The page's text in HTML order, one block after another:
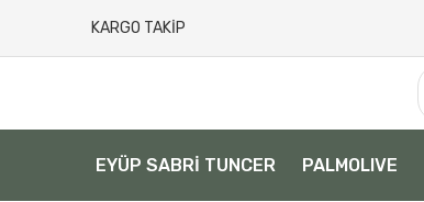
KARGO TAKİP
EYÜP SABRİ TUNCER PALMOLIVE